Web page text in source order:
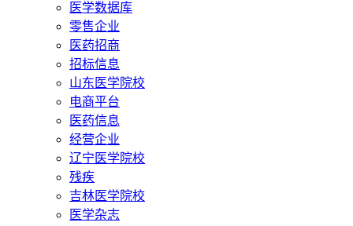
医学数据库
零售企业
医药招商
招标信息
山东医学院校
电商平台
医药信息
经营企业
辽宁医学院校
残疾
吉林医学院校
医学杂志